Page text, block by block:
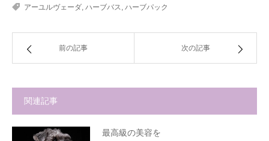
アーユルヴェーダ, ハーブバス, ハーブパック
前の記事 次の記事
関連記事
最高級の美容を